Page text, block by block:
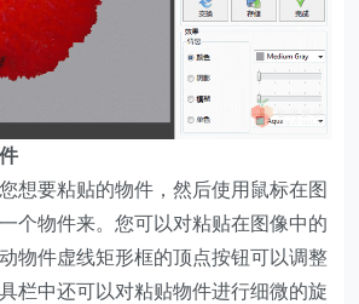
想要粘贴的物件，然后使用鼠标在图
个物件来。您可以对粘贴在图像中的
物件虚线矩形框的顶点按钮可以调整
栏中还可以对粘贴物件进行细微的旋